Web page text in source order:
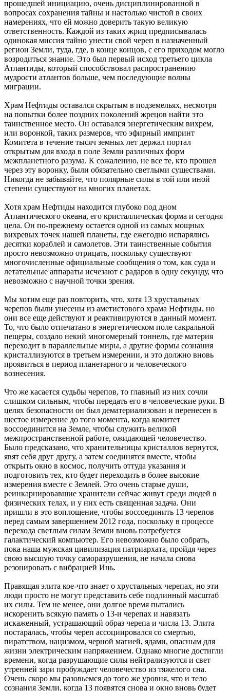
прошедшей инициацию, очень дисциплинированной в
вопросах сохранения тайны и настолько чистой в своих
намерениях, что ей можно доверить такую великую
ответственность. Каждой из таких жриц предписывалась
одинокая миссия тайно унести свой череп в назначенный
регион Земли, туда, где, в конце концов, с его приходом могло
возродиться знание. Это был первый исход третьего цикла
Атлантиды, который способствовал распространению
мудрости атлантов больше, чем последующие волны
миграции.
Храм Нефтиды оставался скрытым в подземельях, несмотря
на попытки более поздних поколений жрецов найти это
таинственное место. Он оставался энергетическим вихрем,
или воронкой, таких размеров, что эфирный импринт
Комитета в течение тысяч земных лет держал портал
открытым для входа в поле Земли различных форм
межпланетного разума. К сожалению, не все те, кто прошел
через эту воронку, были обязательно светлыми существами.
Никогда не забывайте, что полярные силы в той или иной
степени существуют на многих планетах.
Хотя храм Нефтиды находится глубоко под дном
Атлантического океана, его кристаллическая форма и сегодня
цела. Он по-прежнему остается одной из самых мощных
вихревых точек нашей планеты, где ежегодно испарялись
десятки кораблей и самолетов. Эти таинственные события
просто невозможно отрицать, поскольку существуют
многочисленные официальные сообщения о том, как суда и
летательные аппараты исчезают с радаров в одну секунду, что
невозможно с научной точки зрения.
Мы хотим еще раз повторить, что, хотя 13 хрустальных
черепов были унесены из аметистового храма Нефтиды, но
они все еще действуют и реактивируются в данный момент.
То, что было отпечатано в энергетическом поле сакральной
пещеры, создало некий многомерный тоннель, где материя
переходит в параллельные миры, а другие формы сознания
кристаллизуются в третьем измерении, и это должно вновь
проявиться в период планетарного и человеческого
вознесения.
Что же касается судьбы черепов, то главный из них сочли
слишком сильным, чтобы передать его в человеческие руки. В
целях безопасности он был дематериализован и перенесен в
шестое измерение до того момента, когда комитет
воссоединится на Земле, чтобы служить великой
межпространственной работе, ожидающей человечество.
Было предсказано, что хранительницы кристаллов вернутся,
явят себя друг другу, а затем соединятся вместе, чтобы
открыть окно в космос, получить оттуда указания и
подготовить тех, кто будет переходить в более высокие
измерения вместе с Землей. Это очень старые души,
реинкарнировавшие хранители сейчас живут среди людей в
физических телах, и у них есть священная задача. Они
пришли в это воплощение, чтобы воссоединить 13 черепов
перед самым завершением 2012 года, поскольку в процессе
перехода светлым силам Земли вновь потребуется
галактический компьютер. Его невозможно было собрать,
пока наша мужская цивилизация патриархата, пройдя через
свою высшую точку саморазрушения, не начала снова
резонировать с вибрацией Инь.
Правящая элита кое-что знает о хрустальных черепах, но эти
люди просто не могут представить себе подлинный масштаб
их силы. Тем не менее, они долгое время пытались
искоренить всякую память о 13-и черепах и навязать
искаженный, устрашающий образ черепа и числа 13. Элита
постаралась, чтобы череп ассоциировался со смертью,
пиратством, нацизмом, черной магией, ядами, опасным для
жизни электрическим напряжением. Однако многие достигли
времени, когда разрушающие силы нейтрализуются и свет
утренней зари пробуждает человечество из тяжелого сна.
Очень скоро мы разовьемся до того же уровня, что и тело
сознания Земли, когда 13 появятся снова и окно вновь будет